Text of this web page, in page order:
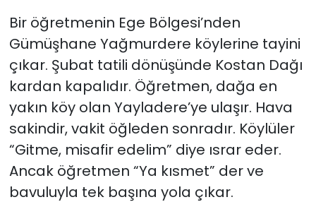
Bir öğretmenin Ege Bölgesi’nden
Gümüşhane Yağmurdere köylerine tayini
çıkar. Şubat tatili dönüşünde Kostan Dağı
kardan kapalıdır. Öğretmen, dağa en
yakın köy olan Yayladere’ye ulaşır. Hava
sakindir, vakit öğleden sonradır. Köylüler
“Gitme, misafir edelim” diye ısrar eder.
Ancak öğretmen “Ya kısmet” der ve
bavuluyla tek başına yola çıkar.